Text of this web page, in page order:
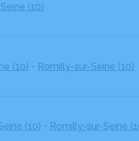
(10)
(10) - Romilly-sur-Seine (10)
(10) - Romilly-sur-Seine